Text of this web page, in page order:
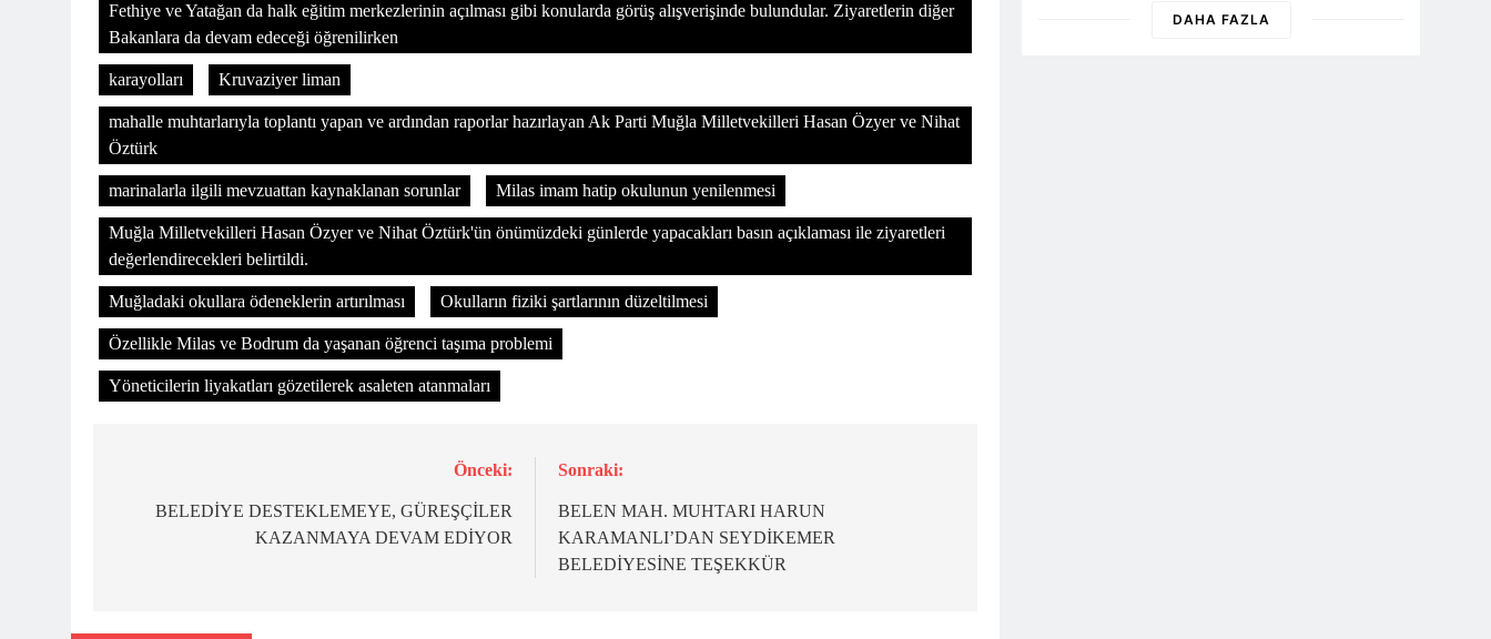
Fethiye ve Yatağan da halk eğitim merkezlerinin açılması gibi konularda görüş alışverişinde bulundular. Ziyaretlerin diğer
Bakanlara da devam edeceği öğrenilirken
karayolları Kruvaziyer liman
mahalle muhtarlarıyla toplantı yapan ve ardından raporlar hazırlayan Ak Parti Muğla Milletvekilleri Hasan Özyer ve Nihat
Öztürk
marinalarla ilgili mevzuattan kaynaklanan sorunlar Milas imam hatip okulunun yenilenmesi
Muğla Milletvekilleri Hasan Özyer ve Nihat Öztürk'ün önümüzdeki günlerde yapacakları basın açıklaması ile ziyaretleri
değerlendirecekleri belirtildi.
Muğladaki okullara ödeneklerin artırılması Okulların fiziki şartlarının düzeltilmesi
Özellikle Milas ve Bodrum da yaşanan öğrenci taşıma problemi
Yöneticilerin liyakatları gözetilerek asaleten atanmaları
gezinmesi
Önceki:
BELEDİYE DESTEKLEMEYE, GÜREŞÇİLER
KAZANMAYA DEVAM EDİYOR
Sonraki:
BELEN MAH. MUHTARI HARUN
KARAMANLI’DAN SEYDİKEMER
BELEDİYESİNE TEŞEKKÜR
DAHA FAZLA